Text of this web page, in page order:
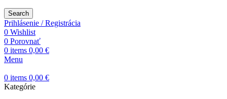
Search
Prihlásenie / Registrácia
0 Wishlist
0 Porovnať
0 items 0,00 €
Menu
0 items 0,00 €
Kategórie